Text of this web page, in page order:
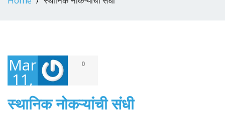
March
11,
2021
0
स्थानिक नोकऱ्यांची संधी